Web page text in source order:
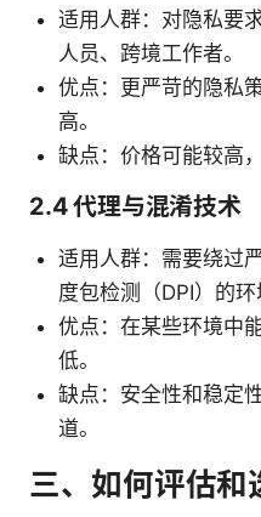
适用人群：对隐私要
人员、跨境工作者。
优点：更严苛的隐私
高。
缺点：价格可能较高
2.4 代理与混淆技术
适用人群：需要绕过
度包检测（DPI）的环
优点：在某些环境中
低。
缺点：安全性和稳定
道。
三、如何评估和